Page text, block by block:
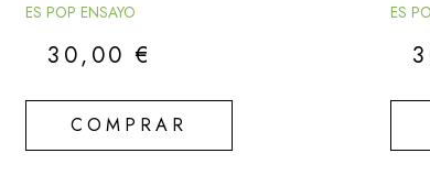
ES POP ENSAYO
30,00€
COMPRAR
ES